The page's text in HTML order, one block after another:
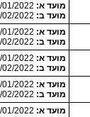
מועד א: 01/2022
מועד ב: 02/2022
מועד א: 01/2022
מועד ב: 02/2022
מועד א: 01/2022
מועד ב: 02/2022
מועד א: 01/2022
מועד ב: 02/2022
מועד א: 01/2022